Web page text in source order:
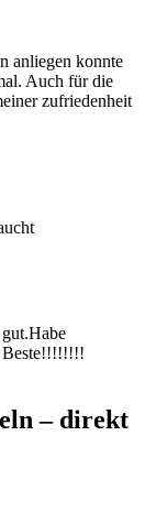
anliegen konnte
Auch für die
zufriedenheit
gut.Habe
Beste!!!!!!!!
– direkt